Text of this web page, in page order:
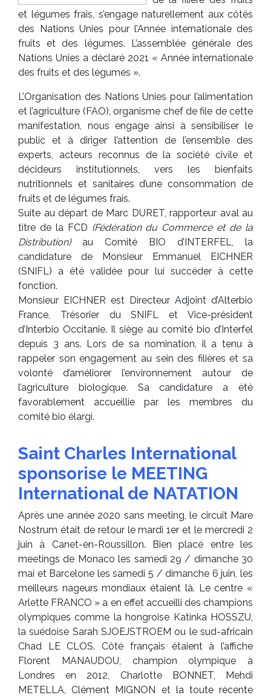
et légumes frais, s’engage naturellement aux côtés
des Nations Unies pour l’Année internationale des
fruits et des légumes. L’assemblée générale des
Nations Unies a déclaré 2021 « Année internationale
des fruits et des légumes ».
L’Organisation des Nations Unies pour l’alimentation
et l’agriculture (FAO), organisme chef de file de cette
manifestation, nous engage ainsi à sensibiliser le
public et à diriger l’attention de l’ensemble des
experts, acteurs reconnus de la société civile et
décideurs institutionnels, vers les bienfaits
nutritionnels et sanitaires d’une consommation de
fruits et de légumes frais.
Suite au départ de Marc DURET, rapporteur aval au
titre de la FCD (Fédération du Commerce et de la
Distribution)au Comité BIO d’INTERFEL, la
candidature de Monsieur Emmanuel EICHNER
(SNIFL) a été validée pour lui succéder à cette
fonction.
Monsieur EICHNER est Directeur Adjoint d’Alterbio
France, Trésorier du SNIFL et Vice-président
d’Interbio Occitanie. Il siège au comité bio d’Interfel
depuis 3 ans. Lors de sa nomination, il a tenu à
rappeler son engagement au sein des filières et sa
volonté d’améliorer l’environnement autour de
l’agriculture biologique. Sa candidature a été
favorablement accueillie par les membres du
comité bio élargi.
Saint Charles International
sponsorise le MEETING
International de NATATION
Après une année 2020 sans meeting, le circuit Mare
Nostrum était de retour le mardi 1er et le mercredi 2
juin à Canet-en-Roussillon. Bien placé entre les
meetings de Monaco les samedi 29 / dimanche 30
mai et Barcelone les samedi 5 / dimanche 6 juin, les
meilleurs nageurs mondiaux étaient là. Le centre «
Arlette FRANCO » a en effet accueilli des champions
olympiques comme la hongroise Katinka HOSSZU,
la suédoise Sarah SJOEJSTROEM ou le sud-africain
Chad LE CLOS. Côté français étaient à l’affiche
Florent MANAUDOU, champion olympique à
Londres en 2012, Charlotte BONNET, Mehdi
METELLA, Clément MIGNON et la toute récente